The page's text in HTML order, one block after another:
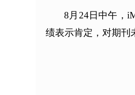
8月24日中午，
绩表示肯定，对期刊